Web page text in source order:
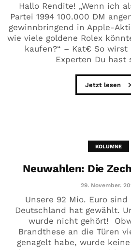
Hallo Rendite! „Wenn ich
Partei 1994 100.000 DM
gewinnbringend in Apple-
wie viele goldene Rolex
kaufen?“ – Kat€ So
Experten Du hast
Jetzt lesen
KOLUMNE
Neuwahlen: Die
29. November.
Unsere 92 Mio. Euro
Deutschland hat gewählt.
wurde nicht gehört!
Brandthese an die Türen
genagelt habe, wurde